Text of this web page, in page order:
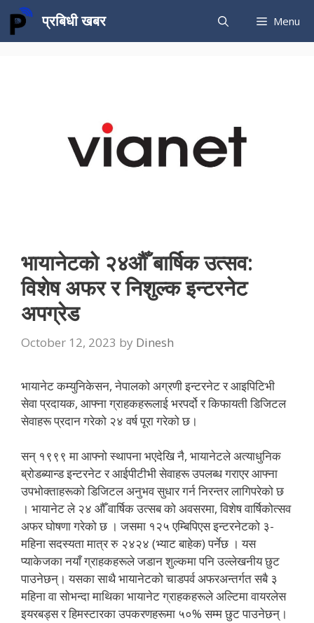
Skip
content
प्रबिधी खबर Menu
भायानेटको २४औँ बार्षिक उत्सव:
विशेष अफर र निशुल्क इन्टरनेट
अपग्रेड
October 12, 2023 by Dinesh
भायानेट कम्युनिकेसन, नेपालको अग्रणी इन्टरनेट र आइपिटिभी
सेवा प्रदायक, आफ्ना ग्राहकहरूलाई भरपर्दो र किफायती डिजिटल
सेवाहरू प्रदान गरेको २४ वर्ष पूरा गरेको छ।
सन् १९९९ मा आफ्नो स्थापना भएदेखि नै, भायानेटले अत्याधुनिक
ब्रोडब्यान्ड इन्टरनेट र आईपीटीभी सेवाहरू उपलब्ध गराएर आफ्ना
उपभोक्ताहरूको डिजिटल अनुभव सुधार गर्न निरन्तर लागिपरेको छ
। भायानेट ले २४ औँ वार्षिक उत्सब को अवसरमा, विशेष वार्षिकोत्सव
अफर घोषणा गरेको छ । जसमा १२५ एम्बिपिएस इन्टरनेटको ३-
महिना सदस्यता मात्र रु २४२४ (भ्याट बाहेक) पर्नेछ । यस
प्याकेजका नयाँ ग्राहकहरूले जडान शुल्कमा पनि उल्लेखनीय छुट
पाउनेछन्। यसका साथै भायानेटको चाडपर्व अफरअन्तर्गत सबै ३
महिना वा सोभन्दा माथिका भायानेट ग्राहकहरूले अल्टिमा वायरलेस
इयरबड्स र हिमस्टारका उपकरणहरूमा ५०% सम्म छुट पाउनेछन्।